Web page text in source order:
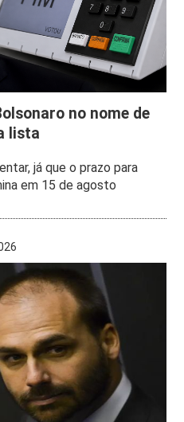
no nome de
lista
já que o prazo para
em 15 de agosto